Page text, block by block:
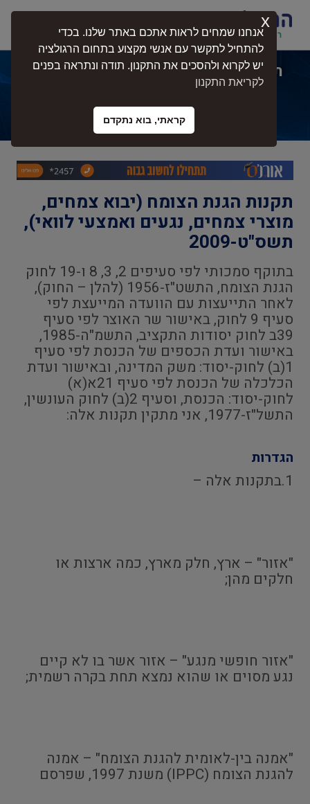
תקנות הגנת הצומח (יבוא צמחים, מוצרי
צמחים, נגעים ואמצעי לוואי),
תשס"ט-2009
תקנות הגנת הצומח (יבוא צמחים,
מוצרי צמחים, נגעים ואמצעי לוואי),
תשס"ט-2009
בתוקף סמכותי לפי סעיפים 2, 3, 8 ו-19 לחוק
הגנת הצומח, התשט"ז-1956 (להלן – החוק),
לאחר התייעצות עם הוועדה המייעצת לפי
סעיף 9 לחוק, באישור שר האוצר לפי סעיף
39ב לחוק יסודות התקציב, התשמ"ה-1985,
באישור ועדת הכספים של הכנסת לפי סעיף
1(ב) לחוק-יסוד: משק המדינה, ובאישור ועדת
הכלכלה של הכנסת לפי סעיף 21א(א)
לחוק-יסוד: הכנסת, וסעיף 2(ב) לחוק העונשין,
התשל"ז-1977, אני מתקין תקנות אלה:
הגדרות
1.בתקנות אלה –
"אזור" – ארץ, חלק מארץ, כמה ארצות או
חלקים מהן;
"אזור חופשי מנגע" – אזור אשר בו לא קיים
נגע מסוים או שהוא נמצא תחת בקרה רשמית;
"אמנה בין-לאומית להגנת הצומח" – אמנה
להגנת הצומח (IPPC) משנת 1997, שפרסם
אנחנו שמחים לראות אתכם באתר שלנו. בכדי
להתחיל לתקשר עם אנשי מקצוע בתחום הרגולציה
יש לקרוא ולהסכים את התקנון. תודה ונתראה בפנים
לקריאת התקנון
קראתי, בוא נתקדם
x